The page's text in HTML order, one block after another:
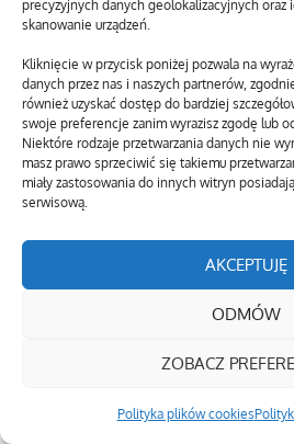
precyzyjnych danych geolokalizacyjnych oraz
skanowanie urządzeń.
Kliknięcie w przycisk poniżej pozwala na
danych przez nas i naszych partnerów,
również uzyskać dostęp do bardziej
swoje preferencje zanim wyrazisz zgodę lub
Niektóre rodzaje przetwarzania danych nie
masz prawo sprzeciwić się takiemu
miały zastosowania do innych witryn
serwisową.
AKCEPTUJĘ
ODMÓW
ZOBACZ
Polityka plików cookies